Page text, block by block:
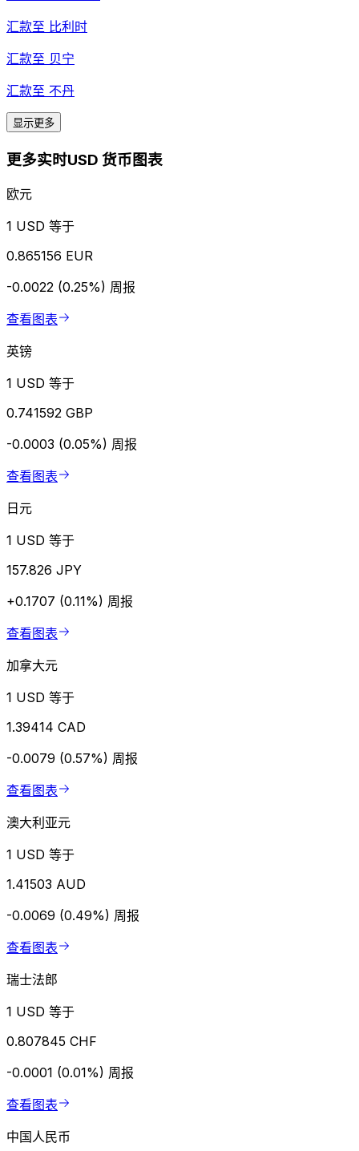
汇款至 比利时
汇款至 贝宁
汇款至 不丹
显示更多
更多实时USD 货币图表
欧元
1 USD 等于
0.865156 EUR
-0.0022 (0.25%) 周报
查看图表
英镑
1 USD 等于
0.741592 GBP
-0.0003 (0.05%) 周报
查看图表
日元
1 USD 等于
157.826 JPY
+0.1707 (0.11%) 周报
查看图表
加拿大元
1 USD 等于
1.39414 CAD
-0.0079 (0.57%) 周报
查看图表
澳大利亚元
1 USD 等于
1.41503 AUD
-0.0069 (0.49%) 周报
查看图表
瑞士法郎
1 USD 等于
0.807845 CHF
-0.0001 (0.01%) 周报
查看图表
中国人民币